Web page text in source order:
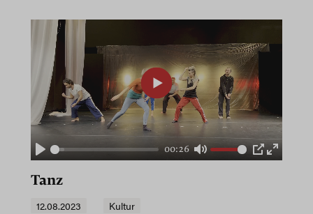
Play
00:26
Mute PIPEnter
Tanz
12.08.2023
Kultur